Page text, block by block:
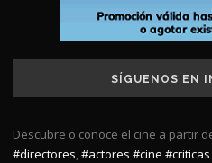
SÍGUENOS EN
Descubre o conoce el cine a partir
#directores,#actores #cine #criticas